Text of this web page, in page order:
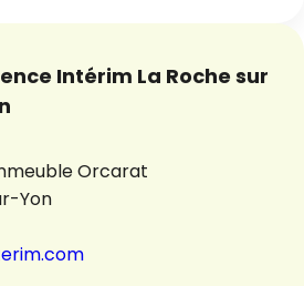
Intérim La Roche sur
Orcarat
Yon